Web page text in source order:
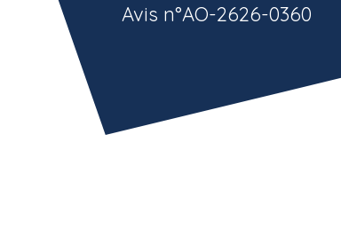
Avis n°AO-2626-0360